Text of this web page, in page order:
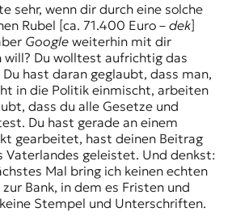
sehr, wenn dir durch eine solche
Rubel [ca. 71.400 Euro – dek]
Google weiterhin mit dir
Du wolltest aufrichtig das
hast daran geglaubt, dass man,
in die Politik einmischt, arbeiten
dass du alle Gesetze und
Du hast gerade an einem
gearbeitet, hast deinen Beitrag
Vaterlandes geleistet. Und denkst:
Mal bring ich keinen echten
zur Bank, in dem es Fristen und
Stempel und Unterschriften.